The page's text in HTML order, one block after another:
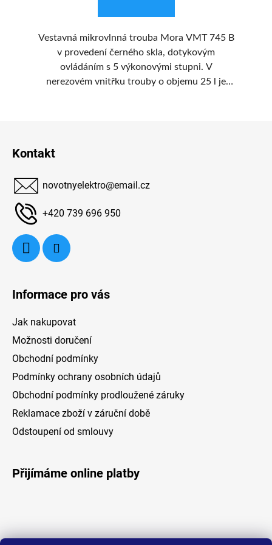
Vestavná mikrovlnná trouba Mora VMT 745 B
v provedení černého skla, dotykovým
ovládáním s 5 výkonovými stupni. V
nerezovém vnitřku trouby o objemu 25 l je
Kontakt
novotnyelektro@email.cz
+420 739 696 950
Informace pro vás
Jak nakupovat
Možnosti doručení
Obchodní podmínky
Podmínky ochrany osobních údajů
Obchodní podmínky prodloužené záruky
Reklamace zboží v záruční době
Odstoupení od smlouvy
Přijímáme online platby